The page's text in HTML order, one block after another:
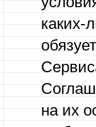
каких-
на их